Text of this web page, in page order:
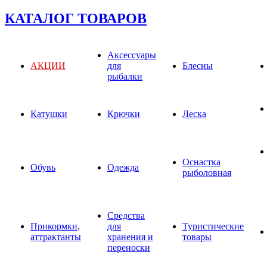
КАТАЛОГ ТОВАРОВ
АКЦИИ
Аксессуары
для
рыбалки
Блесны
Катушки Крючки Леска
Обувь Одежда
Оснастка
рыболовная
Прикормки,
аттрактанты
Средства
для
хранения и
переноски
Туристические
товары